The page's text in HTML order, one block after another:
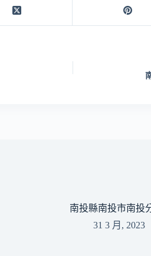
南投縣南投市南投
31 3 月, 2023